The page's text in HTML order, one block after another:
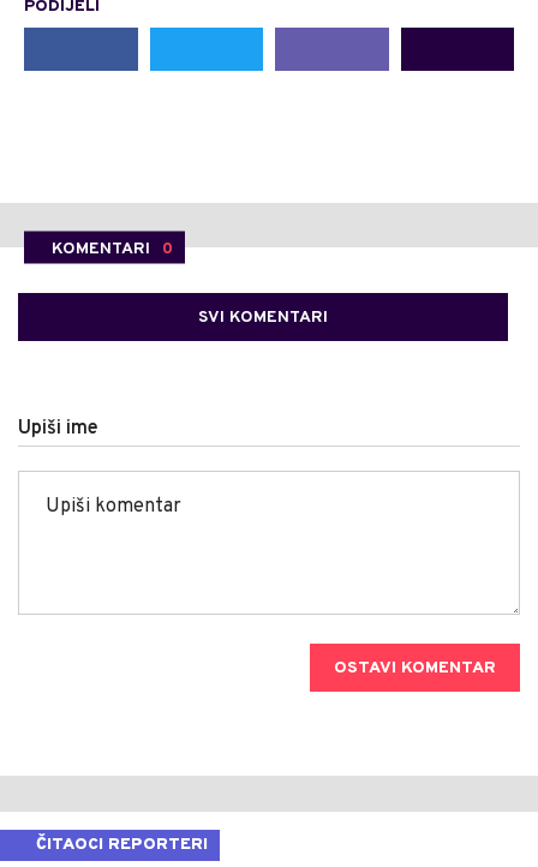
PODIJELI
KOMENTARI 0
SVI KOMENTARI
Upiši ime
OSTAVI KOMENTAR
ČITAOCI REPORTERI